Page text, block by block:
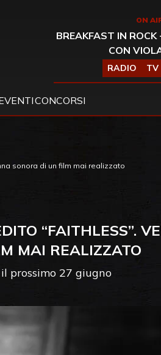
ON
BREAKFAST IN ROCK
CON
RADIO TV
CONCORSI
sonora di un film mai realizzato
“FAITHLESS”.
MAI REALIZZATO
prossimo 27 giugno